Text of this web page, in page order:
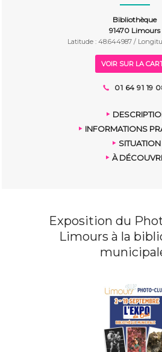
Bibliothèque
91470 Limours
Latitude : 48.644987 /
VOIR SUR LA
01 64 91 19
INFORMATIONS
SITUATION
À
Exposition du
Limours à la